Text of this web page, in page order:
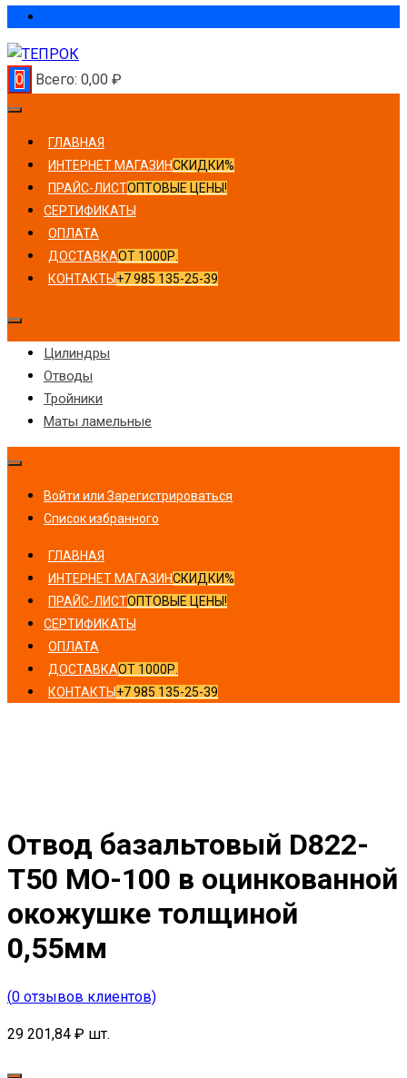
0 Всего: 0,00 ₽
ГЛАВНАЯ
ИНТЕРНЕТ МАГАЗИНСКИДКИ%
ПРАЙС-ЛИСТОПТОВЫЕ ЦЕНЫ!
СЕРТИФИКАТЫ
ОПЛАТА
ДОСТАВКАОТ 1000Р.
КОНТАКТЫ +7 985 135-25-39
Цилиндры
Отводы
Тройники
Маты ламельные
Войти или Зарегистрироваться
Список избранного
ГЛАВНАЯ
ИНТЕРНЕТ МАГАЗИНСКИДКИ%
ПРАЙС-ЛИСТОПТОВЫЕ ЦЕНЫ!
СЕРТИФИКАТЫ
ОПЛАТА
ДОСТАВКАОТ 1000Р.
КОНТАКТЫ +7 985 135-25-39
Отвод базальтовый D822-
T50 MO-100 в оцинкованной
окожушке толщиной
0,55мм
(0 отзывов клиентов)
29 201,84 ₽ шт.